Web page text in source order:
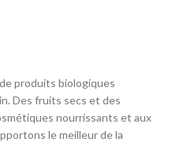
produits biologiques
Des fruits secs et des
nourrissants et aux
le meilleur de la